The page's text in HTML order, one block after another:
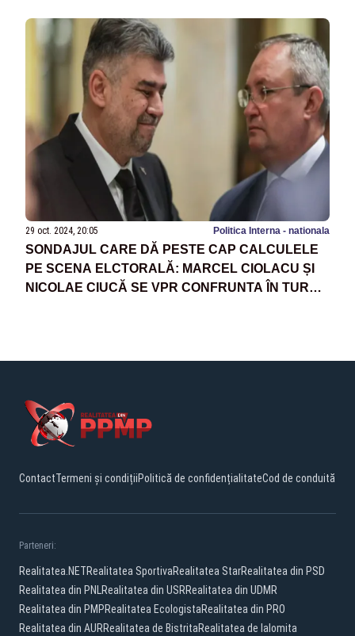
29 oct. 2024, 20:05 Politica Interna - nationala
SONDAJUL CARE DĂ PESTE CAP CALCULELE
PE SCENA ELCTORALĂ: MARCEL CIOLACU ȘI
NICOLAE CIUCĂ SE VPR CONFRUNTA ÎN TURUL
ContactTermeni și condițiiPolitică de confidențialitateCod de conduită
Parteneri:
Realitatea.NETRealitatea SportivaRealitatea StarRealitatea din PSD
Realitatea din PNLRealitatea din USRRealitatea din UDMR
Realitatea din PMPRealitatea EcologistaRealitatea din PRO
Realitatea din AURRealitatea de BistritaRealitatea de Ialomita